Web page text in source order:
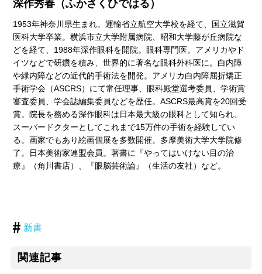
深作秀春（ふかさくひではる）
1953年神奈川県生まれ。運輸省立航空大学校を経て、国立滋賀
医科大学卒業。横浜市立大学附属病院、昭和大学藤が丘病院な
どを経て、1988年深作眼科を開院。眼科専門医。アメリカやド
イツなどで研鑽を積み、世界的に著名な眼科外科医に。白内障
や緑内障などの近代的手術法を開発。アメリカ白内障屈折矯正
手術学会（ASCRS）にて常任理事、眼科殿堂選考委員、学術賞
審査委員、学会誌編集委員などを歴任。ASCRS最高賞を20回受
賞。院長を務める深作眼科は日本最大級の眼科として知られ、
スーパードクターとしてこれまで15万件の手術を経験してい
る。画家でもあり絵画個展を多数開催。多摩美術大学大学院修
了。日本美術家連盟会員。著書に『やってはいけない目の治
療』（角川書店）、『眼脳芸術論』（生活の友社）など。
新書
関連記事